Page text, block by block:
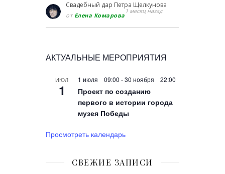
Свадебный дар Петра Щелкунова
от Елена Комарова
1 месяц назад
АКТУАЛЬНЫЕ МЕРОПРИЯТИЯ
ИЮЛ
1
1 июля 09:00 -30 ноября 22:00
Проект по созданию
первого в истории города
музея Победы
Просмотреть календарь
СВЕЖИЕ ЗАПИСИ